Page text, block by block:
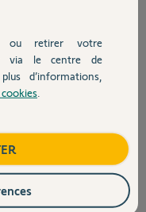
autrement le garage ?
tuiles pour pouvoir
allume le spot à
ou retirer votre
via le centre de
d’informations,